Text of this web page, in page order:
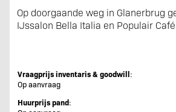
Op doorgaande weg in Glanerbrug
IJssalon Bella Italia en Populair
Vraagprijs inventaris & goodwill:
Op aanvraag
Huurprijs pand: